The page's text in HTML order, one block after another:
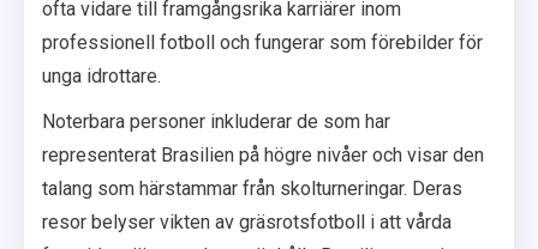
ofta vidare till framgångsrika karriärer inom
professionell fotboll och fungerar som förebilder för
unga idrottare.
Noterbara personer inkluderar de som har
representerat Brasilien på högre nivåer och visar den
talang som härstammar från skolturneringar. Deras
resor belyser vikten av gräsrotsfotboll i att vårda